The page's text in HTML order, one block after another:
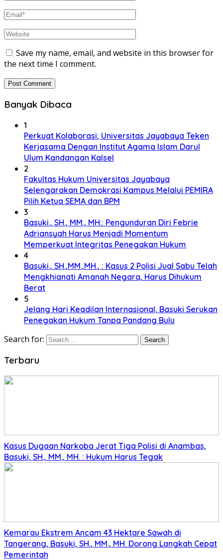
Save my name, email, and website in this browser for
the next time I comment.
Banyak Dibaca
1
Perkuat Kolaborasi; Universitas Jayabaya Teken
Kerjasama Dengan Institut Agama Islam Darul
Ulum Kandangan Kalsel
2
Fakultas Hukum Universitas Jayabaya
Selengarakan Demokrasi Kampus Melalui PEMIRA
Pilih Ketua SEMA dan BPM
3
Basuki., SH., MM., MH.: Pengunduran Diri Febrie
Adriansyah Harus Menjadi Momentum
Memperkuat Integritas Penegakan Hukum
4
Basuki., SH.,MM.,MH., : Kasus 2 Polisi Jual Sabu Telah
Mengkhianati Amanah Negara, Harus Dihukum
Berat
5
Jelang Hari Keadilan Internasional, Basuki Serukan
Penegakan Hukum Tanpa Pandang Bulu
Search for:
Terbaru
Kasus Dugaan Narkoba Jerat Tiga Polisi di Anambas,
Basuki, SH., MM., MH. : Hukum Harus Tegak
Kemarau Ekstrem Ancam 43 Hektare Sawah di
Tangerang, Basuki, SH., MM., MH. Dorong Langkah Cepat
Pemerintah